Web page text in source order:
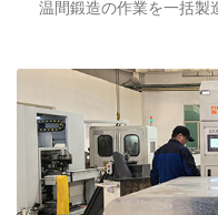
温間鍛造の作業を一括製